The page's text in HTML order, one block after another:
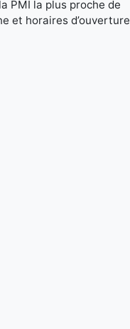
PMI la plus proche de
et horaires d’ouverture